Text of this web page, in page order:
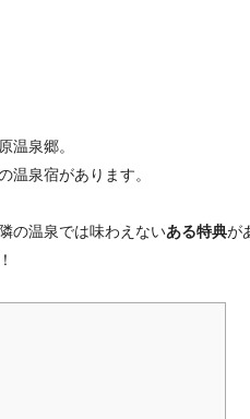
温泉郷。
温泉宿があります。
の温泉では味わえないある特典が